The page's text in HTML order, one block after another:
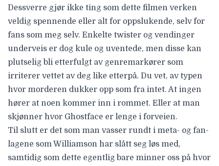
Dessverre gjør ikke ting som dette filmen verken
veldig spennende eller alt for oppslukende, selv for
fans som meg selv. Enkelte twister og vendinger
underveis er dog kule og uventede, men disse kan
plutselig bli etterfulgt av genremarkører som
irriterer vettet av deg like etterpå. Du vet, av typen
hvor morderen dukker opp som fra intet. At ingen
hører at noen kommer inn i rommet. Eller at man
skjønner hvor Ghostface er lenge i forveien.
Til slutt er det som man vasser rundt i meta- og fan-
lagene som Williamson har slått seg løs med,
samtidig som dette egentlig bare minner oss på hvor